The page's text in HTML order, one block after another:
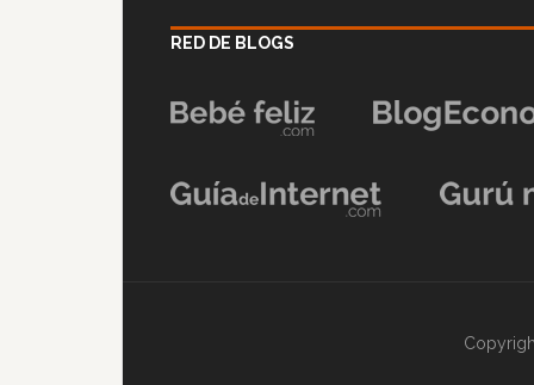
RED DE BLOGS